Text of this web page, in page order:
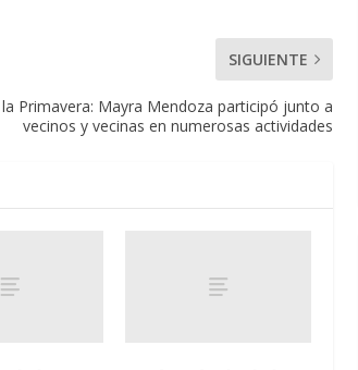
SIGUIENTE
Primavera: Mayra Mendoza participó junto a
vecinos y vecinas en numerosas actividades